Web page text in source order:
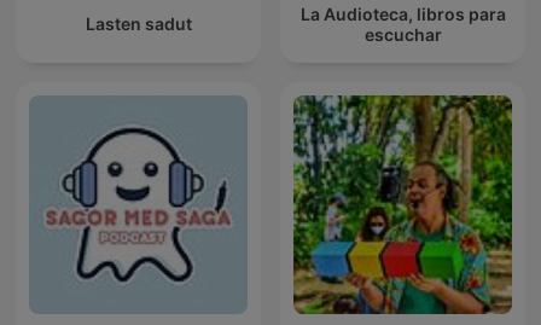
La Audioteca, libros para
escuchar
Lasten sadut